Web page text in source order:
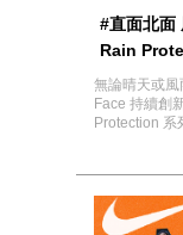
#直面北面
Rain
無論晴天或
Face 持續創
Protection 系